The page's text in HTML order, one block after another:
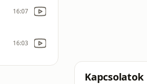
16:07
16:03
Kapcsolatok